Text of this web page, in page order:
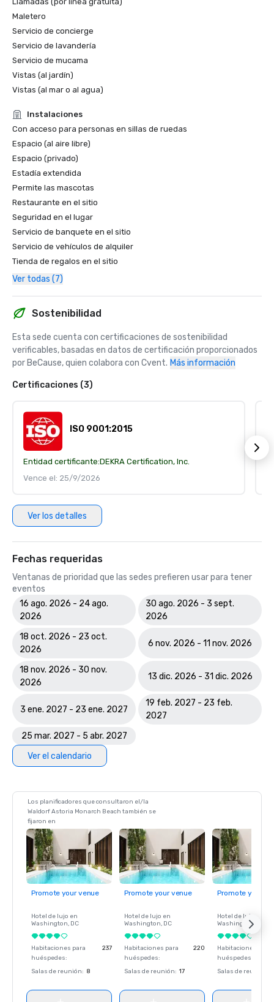
Maletero
Servicio de concierge
Servicio de lavandería
Servicio de mucama
Vistas (al jardín)
Vistas (al mar o al agua)
Instalaciones
Con acceso para personas en sillas de ruedas
Espacio (al aire libre)
Espacio (privado)
Estadía extendida
Permite las mascotas
Restaurante en el sitio
Seguridad en el lugar
Servicio de banquete en el sitio
Servicio de vehículos de alquiler
Tienda de regalos en el sitio
Ver todas (7)
Sostenibilidad
Esta sede cuenta con certificaciones de sostenibilidad
verificables, basadas en datos de certificación proporcionados
por BeCause, quien colabora con Cvent. Más información
Certificaciones (3)
ISO 9001:2015
Entidad certificante:DEKRA Certification, Inc.
Vence el: 25/9/2026
Ver los detalles
Fechas requeridas
Ventanas de prioridad que las sedes prefieren usar para tener
eventos
16 ago. 2026 - 24 ago.
2026
30 ago. 2026 - 3 sept.
2026
18 oct. 2026 - 23 oct.
2026
6 nov. 2026 - 11 nov. 2026
18 nov. 2026 - 30 nov.
2026
13 dic. 2026 - 31 dic. 2026
3 ene. 2027 - 23 ene. 2027
19 feb. 2027 - 23 feb.
2027
25 mar. 2027 - 5 abr. 2027
Ver el calendario
Los planificadores que consultaron el/la
Waldorf Astoria Monarch Beach también se
fijaron en
Promote your venue
Hotel de lujo en
Washington, DC
Habitaciones para
huéspedes:
237
Salas de reunión: 8
Promote your venue
Hotel de lujo en
Washington, DC
Habitaciones para
huéspedes:
220
Salas de reunión: 17
Promote your
Hotel de lujo en
Washington
Habitaciones para
huéspedes
Salas de reunión